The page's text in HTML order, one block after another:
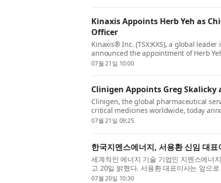
Kinaxis Appoints Herb Yeh as
Officer
Kinaxis® Inc. (TSX:KXS), a global
announced the appointment of Herb
Officer, effective July 27, 2026. In this
07월 21일 10:00
Clinigen Appoints Greg Skalicky
Clinigen, the global pharmaceutical
critical medicines worldwide, today
Chief Executive Officer, effective 20 July
07월 21일 09:25
한국지멘스에너지, 서용환 신임 대표
세계적인 에너지 기술 기업인 지멘스에너
고 20일 밝혔다. 서용환 대표이사는 앞으
을 주도할 예정이다. 이와 함께 고객, 정부
07월 20일 10:30